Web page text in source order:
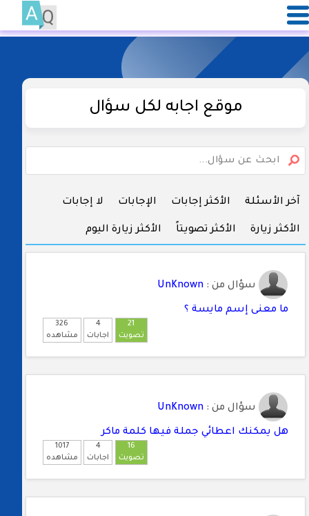
موقع اجابه لكل سؤال
آخر الأسئلة الأكثر إجابات الإجابات لا إجابات
الأكثر زيارة الأكثر تصويتاً الأكثر زيارة اليوم
سؤال من : UnKnown
ما معنى إسم مايسة ؟
326
مشاهده
4
اجابات
21
تصويت
سؤال من : UnKnown
هل يمكنك اعطائي جملة فيها كلمة ماكر
1017
مشاهده
4
اجابات
16
تصويت